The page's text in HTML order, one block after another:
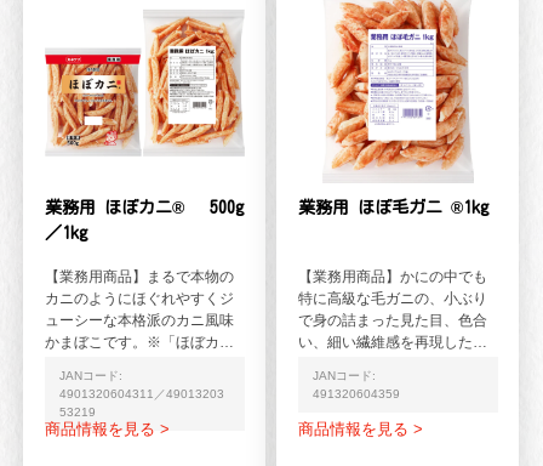
業務用 ほぼカニ® 500g
／1kg
【業務用商品】まるで本物の
カニのようにほぐれやすくジ
ューシーな本格派のカニ風味
かまぼこです。※「ほぼカニ
式会社の登録商標です（...
JANコード:
4901320604311／49013203
53219
商品情報を見る >
業務用 ほぼ毛ガニ ®1kg
【業務用商品】かにの中でも
特に高級な毛ガニの、小ぶり
で身の詰まった見た目、色合
い、細い繊維感を再現したか
の特長的なアミノ酸成分や...
JANコード:
491320604359
商品情報を見る >